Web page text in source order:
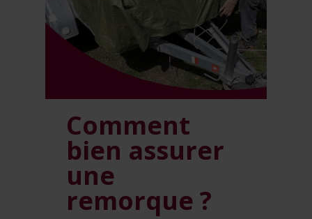
Comment
bien assurer
une
remorque ?